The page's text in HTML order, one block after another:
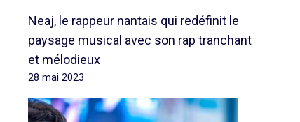
Neaj, le rappeur nantais qui redéfinit le
paysage musical avec son rap tranchant
et mélodieux
28 mai 2023